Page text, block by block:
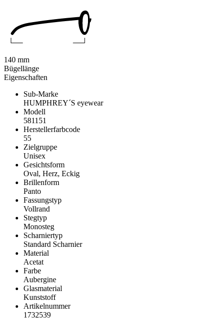
Eigenschaften
Sub-Marke
HUMPHREY´S eyewear
Modell
581151
Herstellerfarbcode
55
Zielgruppe
Unisex
Gesichtsform
Oval, Herz, Eckig
Brillenform
Panto
Fassungstyp
Vollrand
Stegtyp
Monosteg
Scharniertyp
Standard Scharnier
Material
Acetat
Farbe
Aubergine
Glasmaterial
Kunststoff
Artikelnummer
1732539
140 mm
Bügellänge